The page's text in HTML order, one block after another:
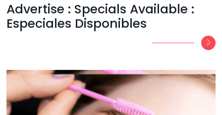
Advertise : Specials Available :
Especiales Disponibles